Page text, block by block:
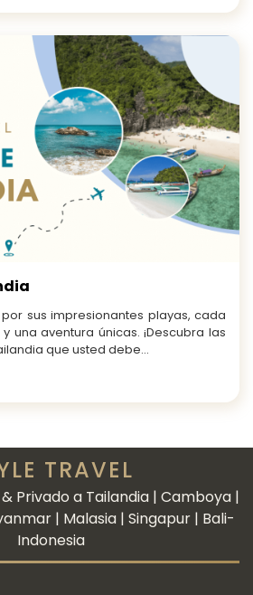
sus impresionantes playas, cada
una aventura únicas. ¡Descubra las
que usted debe...
TRAVEL
Privado a Tailandia | Camboya |
| Malasia | Singapur | Bali-
Indonesia